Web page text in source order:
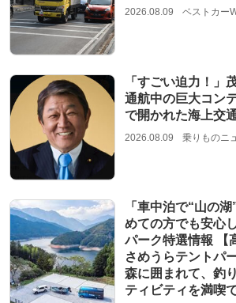
2026.08.09 ベストカー
「すごい迫力！」
通航中の巨大コン
で開かれた海上交
2026.08.09 乗りものニ
「車中泊で“山の
めての方でも安心
パーク特選情報 【
さめうらテントパ
森に囲まれて、釣
ティビティを満喫